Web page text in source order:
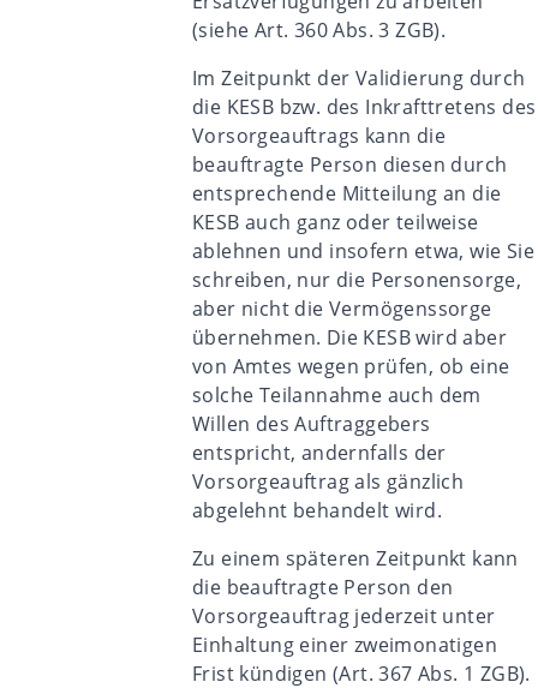
(siehe Art. 360 Abs. 3 ZGB).
Im Zeitpunkt der Validierung durch
die KESB bzw. des Inkrafttretens des
Vorsorgeauftrags kann die
beauftragte Person diesen durch
entsprechende Mitteilung an die
KESB auch ganz oder teilweise
ablehnen und insofern etwa, wie Sie
schreiben, nur die Personensorge,
aber nicht die Vermögenssorge
übernehmen. Die KESB wird aber
von Amtes wegen prüfen, ob eine
solche Teilannahme auch dem
Willen des Auftraggebers
entspricht, andernfalls der
Vorsorgeauftrag als gänzlich
abgelehnt behandelt wird.
Zu einem späteren Zeitpunkt kann
die beauftragte Person den
Vorsorgeauftrag jederzeit unter
Einhaltung einer zweimonatigen
Frist kündigen (Art. 367 Abs. 1 ZGB).